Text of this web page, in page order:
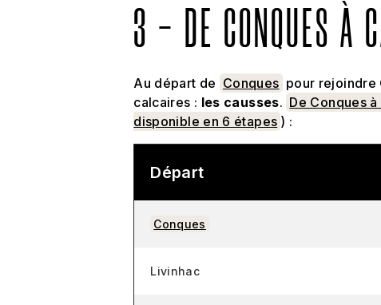
3 - DE CONQUES À
Au départ de Conques pour rejoindre
calcaires : les causses. De Conques
disponible en 6 étapes ) :
Départ
Conques
Livinhac